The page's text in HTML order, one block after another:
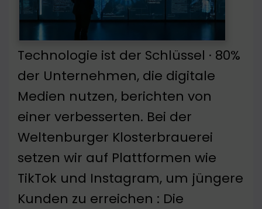
Technologie ist der Schlüssel · 80%
der Unternehmen, die digitale
Medien nutzen, berichten von
einer verbesserten. Bei der
Weltenburger Klosterbrauerei
setzen wir auf Plattformen wie
TikTok und Instagram, um jüngere
Kunden zu erreichen : Die